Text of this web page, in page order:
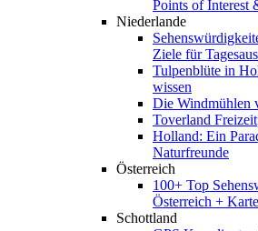
Points of Interest
Niederlande
Ziele für
Tulpenblüte in
wissen
Die Windmühlen
Toverland
Holland: Ein
Naturfreunde
Österreich
100+ Top
Österreich + Karte
Schottland